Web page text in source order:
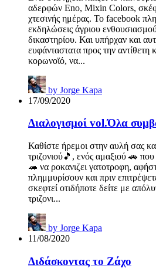
αδερφών Eno, Μixin Colors,
χτεσινής ημέρας. Το facebook
εκδηλώσεις άγριου
δικαστηρίου. Και υπήρχαν και
ευφάνταστατα προς την
κορωνοϊό, να...
by Jorge Kapa
17/09/2020
Διαλογισμοί vol.Όλα
Καθίστε ήρεμοι στην αυλή σας
τριζονιού🎵, ενός αμαξιού 🚗
🦔 να ροκανιζει γατοτροφη,
πλημμυρίσουν και πριν
σκεφτεί οτιδήποτε δείτε με
τριζονι...
by Jorge Kapa
11/08/2020
Διδάσκοντας το Ζάχο